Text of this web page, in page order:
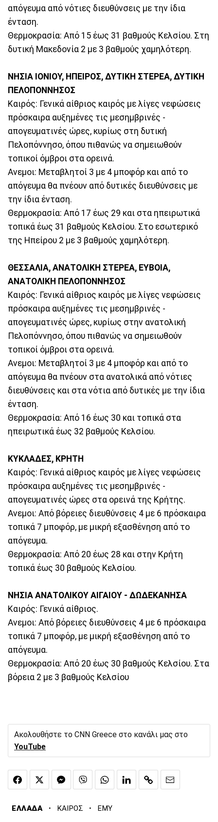
απόγευμα από νότιες διευθύνσεις με την ίδια
ένταση.
Θερμοκρασία: Από 15 έως 31 βαθμούς Κελσίου. Στη
δυτική Μακεδονία 2 με 3 βαθμούς χαμηλότερη.
ΝΗΣΙΑ ΙΟΝΙΟΥ, ΗΠΕΙΡΟΣ, ΔΥΤΙΚΗ ΣΤΕΡΕΑ, ΔΥΤΙΚΗ
ΠΕΛΟΠΟΝΝΗΣΟΣ
Καιρός: Γενικά αίθριος καιρός με λίγες νεφώσεις
πρόσκαιρα αυξημένες τις μεσημβρινές -
απογευματινές ώρες, κυρίως στη δυτική
Πελοπόννησο, όπου πιθανώς να σημειωθούν
τοπικοί όμβροι στα ορεινά.
Ανεμοι: Μεταβλητοί 3 με 4 μποφόρ και από το
απόγευμα θα πνέουν από δυτικές διευθύνσεις με
την ίδια ένταση.
Θερμοκρασία: Από 17 έως 29 και στα ηπειρωτικά
τοπικά έως 31 βαθμούς Κελσίου. Στο εσωτερικό
της Ηπείρου 2 με 3 βαθμούς χαμηλότερη.
ΘΕΣΣΑΛΙΑ, ΑΝΑΤΟΛΙΚΗ ΣΤΕΡΕΑ, ΕΥΒΟΙΑ,
ΑΝΑΤΟΛΙΚΗ ΠΕΛΟΠΟΝΝΗΣΟΣ
Καιρός: Γενικά αίθριος καιρός με λίγες νεφώσεις
πρόσκαιρα αυξημένες τις μεσημβρινές -
απογευματινές ώρες, κυρίως στην ανατολική
Πελοπόννησο, όπου πιθανώς να σημειωθούν
τοπικοί όμβροι στα ορεινά.
Ανεμοι: Μεταβλητοί 3 με 4 μποφόρ και από το
απόγευμα θα πνέουν στα ανατολικά από νότιες
διευθύνσεις και στα νότια από δυτικές με την ίδια
ένταση.
Θερμοκρασία: Από 16 έως 30 και τοπικά στα
ηπειρωτικά έως 32 βαθμούς Κελσίου.
ΚΥΚΛΑΔΕΣ, ΚΡΗΤΗ
Καιρός: Γενικά αίθριος καιρός με λίγες νεφώσεις
πρόσκαιρα αυξημένες τις μεσημβρινές -
απογευματινές ώρες στα ορεινά της Κρήτης.
Ανεμοι: Από βόρειες διευθύνσεις 4 με 6 πρόσκαιρα
τοπικά 7 μποφόρ, με μικρή εξασθένηση από το
απόγευμα.
Θερμοκρασία: Από 20 έως 28 και στην Κρήτη
τοπικά έως 30 βαθμούς Κελσίου.
ΝΗΣΙΑ ΑΝΑΤΟΛΙΚΟΥ ΑΙΓΑΙΟΥ - ΔΩΔΕΚΑΝΗΣΑ
Καιρός: Γενικά αίθριος.
Ανεμοι: Από βόρειες διευθύνσεις 4 με 6 πρόσκαιρα
τοπικά 7 μποφόρ, με μικρή εξασθένηση από το
απόγευμα.
Θερμοκρασία: Από 20 έως 30 βαθμούς Κελσίου. Στα
βόρεια 2 με 3 βαθμούς Κελσίου
Ακολουθήστε το CNN Greece στο κανάλι μας στο
YouTube
ΕΛΛΑΔΑ · ΚΑΙΡΟΣ · ΕΜΥ